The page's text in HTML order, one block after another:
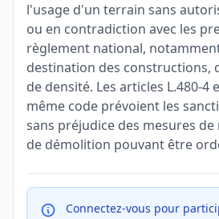
l'usage d'un terrain sans
ou en contradiction avec les
règlement national,
destination des constructions,
de densité. Les articles L.480-4
même code prévoient les
sans préjudice des mesures
de démolition pouvant être
Connectez-vous pour